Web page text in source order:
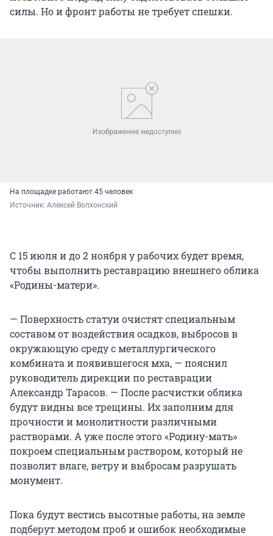
силы. Но и фронт работы не требует спешки.
На площадке работают 45 человек
Источник: Алексей Волхонский
С 15 июля и до 2 ноября у рабочих будет время,
чтобы выполнить реставрацию внешнего облика
«Родины-матери».
— Поверхность статуи очистят специальным
составом от воздействия осадков, выбросов в
окружающую среду с металлургического
комбината и появившегося мха, — пояснил
руководитель дирекции по реставрации
Александр Тарасов. — После расчистки облика
будут видны все трещины. Их заполним для
прочности и монолитности различными
растворами. А уже после этого «Родину-мать»
покроем специальным раствором, который не
позволит влаге, ветру и выбросам разрушать
монумент.
Пока будут вестись высотные работы, на земле
подберут методом проб и ошибок необходимые